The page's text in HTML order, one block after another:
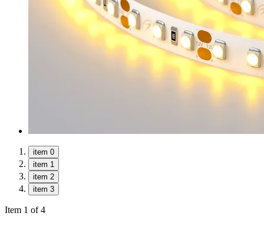
item 0
item 1
item 2
item 3
Item 1 of 4